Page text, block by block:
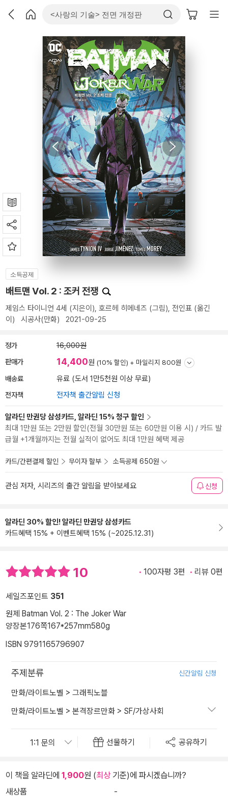
소득공제
배트맨 Vol. 2 : 조커 전쟁
제임스 타이니언 4세 (지은이), 호르헤 히메네즈 (그림), 전인표 (옮긴
이) 시공사(만화) 2021-09-25
정가 16,000원
판매가 14,400원 (10% 할인) + 마일리지 800원
배송료 유료 (도서 1만5천원 이상 무료)
전자책 전자책 출간알림 신청
알라딘 만권당 삼성카드, 알라딘 15% 청구 할인
최대 1만원 또는 2만원 할인(전월 30만원 또는 60만원 이용 시) / 카드 발
급월 +1개월까지는 전월 실적이 없어도 최대 1만원 혜택 제공
카드/간편결제 할인 무이자 할부 소득공제 650원
관심 저자, 시리즈의 출간 알림을 받아보세요 신청
알라딘 30% 할인! 알라딘 만권당 삼성카드
카드혜택 15% + 이벤트혜택 15% (~2025.12.31)
10 100자평 3편 리뷰 0편
세일즈포인트 351
원제 Batman Vol. 2 : The Joker War
양장본176쪽167*257mm580g
ISBN 9791165796907
주제분류 신간알림 신청
만화/라이트노벨 > 그래픽노블
만화/라이트노벨 > 본격장르만화 > SF/가상사회
선물하기 공유하기
이 책을 알라딘에 1,900원 (최상기준)에 파시겠습니까?
새상품
-